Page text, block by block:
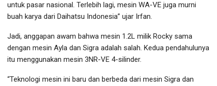
untuk pasar nasional. Terlebih lagi, mesin WA-VE juga murni
buah karya dari Daihatsu Indonesia” ujar Irfan.
Jadi, anggapan awam bahwa mesin 1.2L milik Rocky sama
dengan mesin Ayla dan Sigra adalah salah. Kedua pendahulunya
itu menggunakan mesin 3NR-VE 4-silinder.
“Teknologi mesin ini baru dan berbeda dari mesin Sigra dan